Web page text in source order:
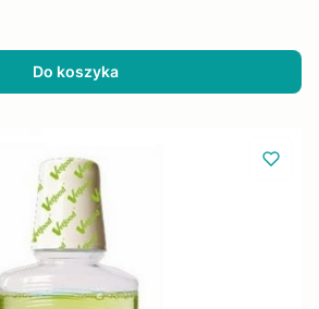
Do koszyka